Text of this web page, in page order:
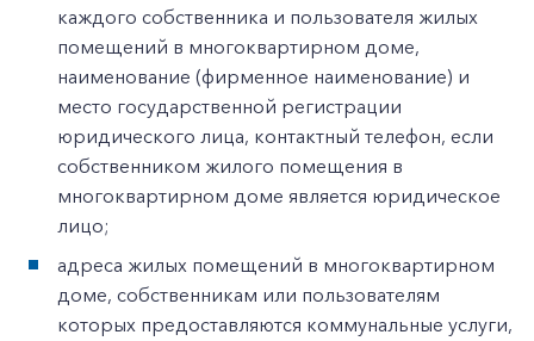
каждого собственника и пользователя жилых
помещений в многоквартирном доме,
наименование (фирменное наименование) и
место государственной регистрации
юридического лица, контактный телефон, если
собственником жилого помещения в
многоквартирном доме является юридическое
лицо;
адреса жилых помещений в многоквартирном
доме, собственникам или пользователям
которых предоставляются коммунальные услуги,